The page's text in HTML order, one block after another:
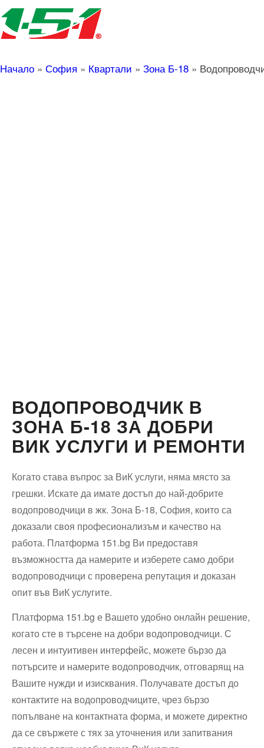
Начало » София » Квартали » Зона Б-18 »
ВОДОПРОВОДЧИК В
ЗОНА Б-18 ЗА ДОБРИ
ВИК УСЛУГИ И РЕМОНТИ
Когато става въпрос за ВиК услуги, няма място за
грешки. Искате да имате достъп до най-добрите
водопроводчици в жк. Зона Б-18, София, които са
доказали своя професионализъм и качество на
работа. Платформа 151.bg Ви предоставя
възможността да намерите и изберете само добри
водопроводчици с проверена репутация и доказан
опит във ВиК услугите.
Платформа 151.bg е Вашето удобно онлайн решение,
когато сте в търсене на добри водопроводчици. С
лесен и интуитивен интерфейс, можете бързо да
потърсите и намерите водопроводчик, отговарящ на
Вашите нужди и изисквания. Получавате достъп до
контактите на водопроводчиците, чрез бързо
попълване на контактната форма, и можете директно
да се свържете с тях за уточнения или запитвания